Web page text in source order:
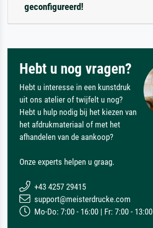
geconfigureerd!
Hebt u nog vragen?
Hebt u interesse in een kunstdruk
uit ons atelier of twijfelt u nog?
Hebt u hulp nodig bij het kiezen van
het afdrukmateriaal of met het
afhandelen van de aankoop?
Onze experts helpen u graag.
+43 4257 29415
support@meisterdrucke.com
Mo-Do: 7:00 - 16:00 | Fr: 7:00 - 13:00